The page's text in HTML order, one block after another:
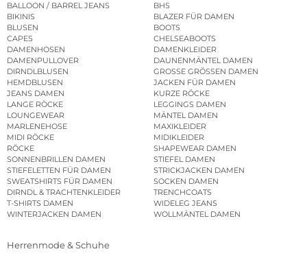
BALLOON / BARREL JEANS
BHS
BIKINIS
BLAZER FÜR DAMEN
BLUSEN
BOOTS
CAPES
CHELSEABOOTS
DAMENHOSEN
DAMENKLEIDER
DAMENPULLOVER
DAUNENMÄNTEL DAMEN
DIRNDLBLUSEN
GROSSE GRÖSSEN DAMEN
HEMDBLUSEN
JACKEN FÜR DAMEN
JEANS DAMEN
KURZE RÖCKE
LANGE RÖCKE
LEGGINGS DAMEN
LOUNGEWEAR
MÄNTEL DAMEN
MARLENEHOSE
MAXIKLEIDER
MIDI RÖCKE
MIDIKLEIDER
RÖCKE
SHAPEWEAR DAMEN
SONNENBRILLEN DAMEN
STIEFEL DAMEN
STIEFELETTEN FÜR DAMEN
STRICKJACKEN DAMEN
SWEATSHIRTS FÜR DAMEN
SOCKEN DAMEN
DIRNDL & TRACHTENKLEIDER
TRENCHCOATS
T-SHIRTS DAMEN
WIDELEG JEANS
WINTERJACKEN DAMEN
WOLLMÄNTEL DAMEN
Herrenmode & Schuhe